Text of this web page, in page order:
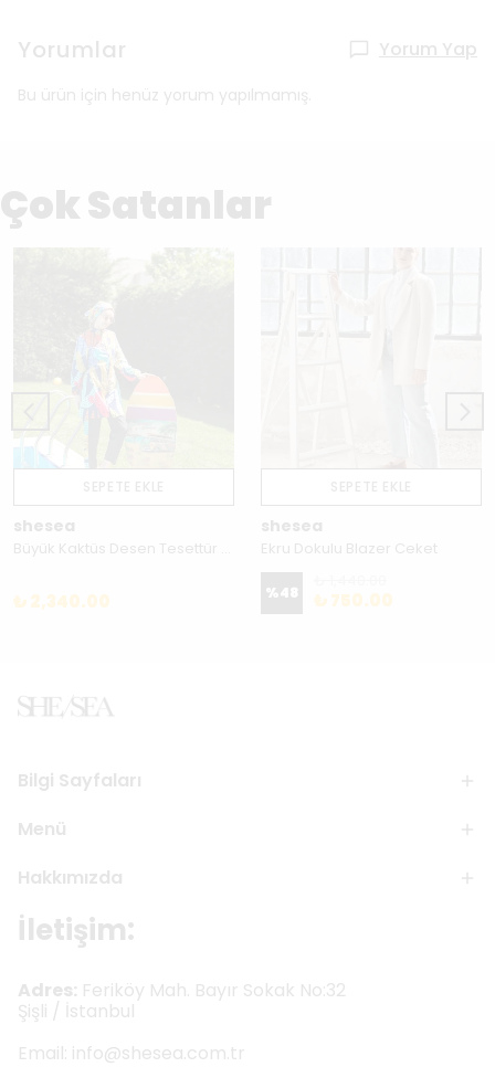
Yorumlar Yorum Yap
Bu ürün için henüz yorum yapılmamış.
Çok Satanlar
shesea
₺ 2,340.00
shesea
Ekru Dokulu Blazer Ceket
%48 ₺ 750.00
Bilgi Sayfaları
Menü
Hakkımızda
İletişim:
Adres: Feriköy Mah. Bayır Sokak No:32
Şişli / İstanbul
Email: info@shesea.com.tr